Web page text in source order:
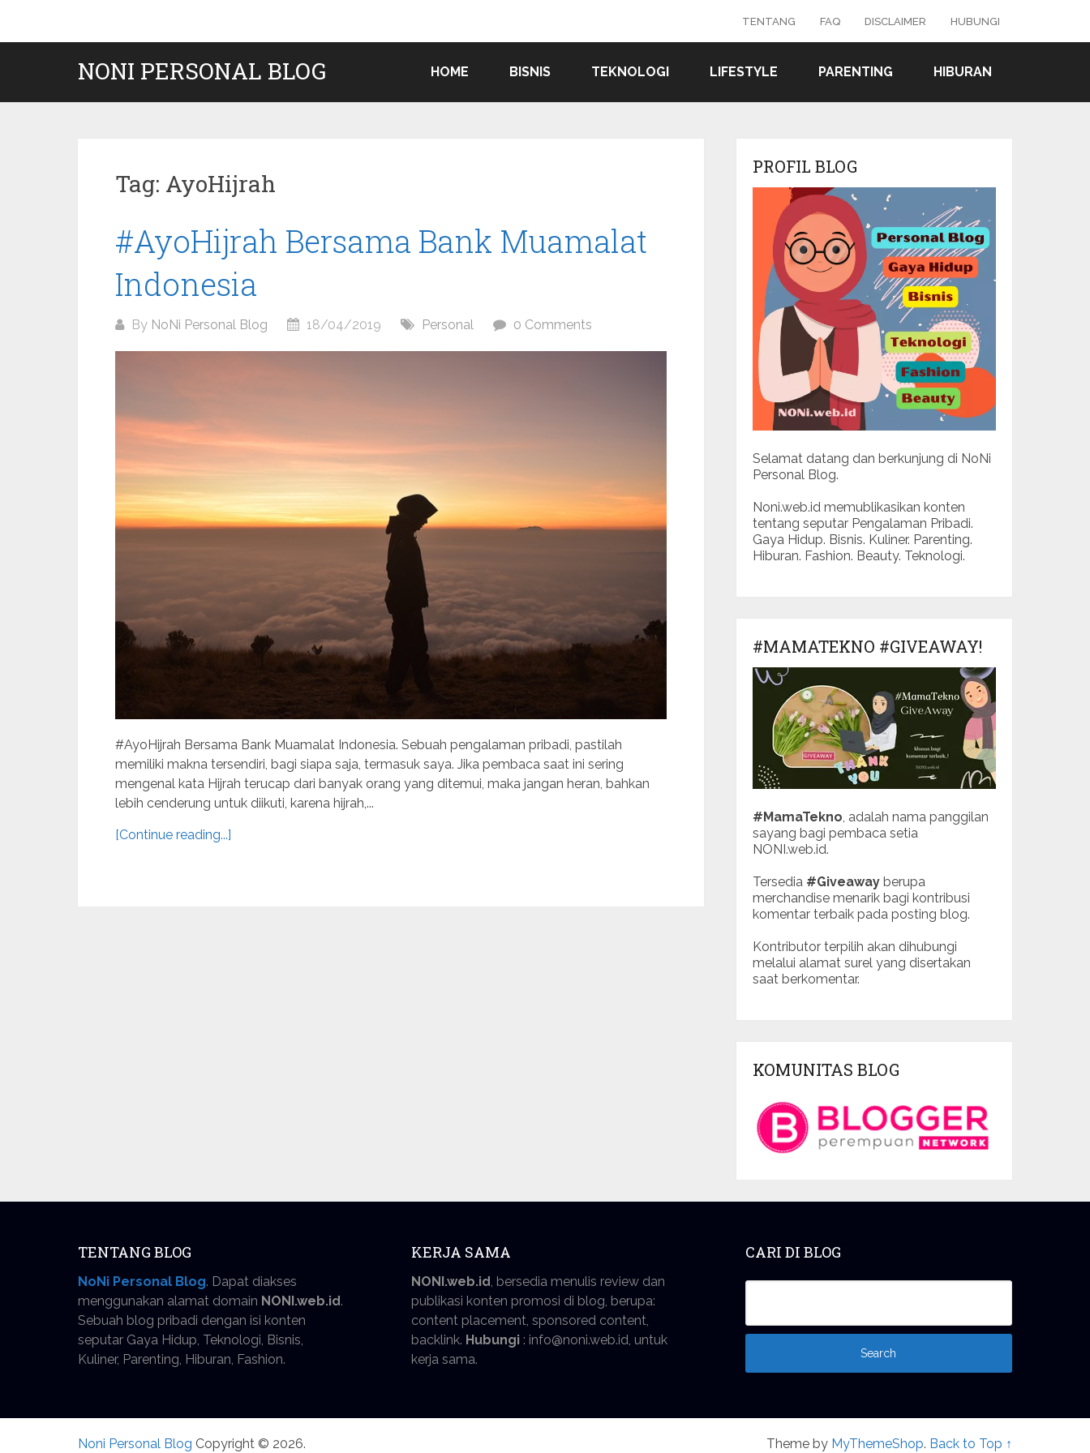
content
TENTANG FAQ DISCLAIMER HUBUNGI
NONI PERSONAL BLOG HOME BISNIS TEKNOLOGI LIFESTYLE PARENTING HIBURAN
Tag: AyoHijrah
#AyoHijrah Bersama Bank Muamalat
Indonesia
By NoNi Personal Blog 18/04/2019 Personal 0 Comments
#AyoHijrah Bersama Bank Muamalat Indonesia. Sebuah pengalaman pribadi, pastilah
memiliki makna tersendiri, bagi siapa saja, termasuk saya. Jika pembaca saat ini sering
mengenal kata Hijrah terucap dari banyak orang yang ditemui, maka jangan heran, bahkan
lebih cenderung untuk diikuti, karena hijrah,...
[Continue reading...]
PROFIL BLOG
Selamat datang dan berkunjung di NoNi
Personal Blog.
Noni.web.id memublikasikan konten
tentang seputar Pengalaman Pribadi.
Gaya Hidup. Bisnis. Kuliner. Parenting.
Hiburan. Fashion. Beauty. Teknologi.
#MAMATEKNO #GIVEAWAY!
#MamaTekno , adalah nama panggilan
sayang bagi pembaca setia
NONI.web.id.
Tersedia #Giveaway berupa
merchandise menarik bagi kontribusi
komentar terbaik pada posting blog.
Kontributor terpilih akan dihubungi
melalui alamat surel yang disertakan
saat berkomentar.
KOMUNITAS BLOG
TENTANG BLOG
NoNi Personal Blog. Dapat diakses
menggunakan alamat domain NONI.web.id.
Sebuah blog pribadi dengan isi konten
seputar Gaya Hidup, Teknologi, Bisnis,
Kuliner, Parenting, Hiburan, Fashion.
KERJA SAMA
NONI.web.id, bersedia menulis review dan
publikasi konten promosi di blog, berupa:
content placement, sponsored content,
backlink. Hubungi : info@noni.web.id, untuk
kerja sama.
CARI DI BLOG
Noni Personal Blog Copyright © 2026. Theme by MyThemeShop. Back to Top ↑